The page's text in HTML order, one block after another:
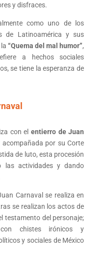
y disfraces.
como uno de los
de Latinoamérica y sus
la“Quema del mal humor”,
a hechos sociales
se tiene la esperanza de
con el entierro de Juan
por su Corte
de luto, esta procesión
las actividades y dando
Carnaval se realiza en
se realizan los actos de
testamento del personaje;
chistes irónicos y
y sociales de México